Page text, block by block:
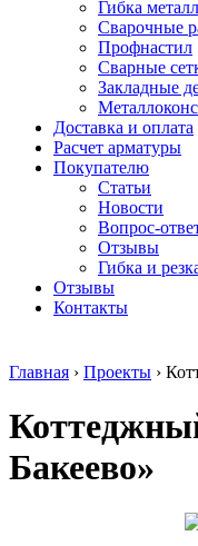
Круг
Круг
Трубы
AISI
Трубы
Гибка
Сварочные
Профнастил
Сварные
Закладные
Доставка и оплата
Расчет арматуры
Покупателю
Статьи
Новости
Вопрос-
Отзывы
Гибка и
Отзывы
Контакты
Главная › Проекты ›
Бакеево»